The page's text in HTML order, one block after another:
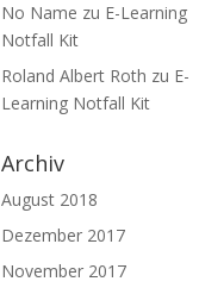
No Name zu E-Learning
Notfall Kit
Roland Albert Roth zu E-
Learning Notfall Kit
Archiv
August 2018
Dezember 2017
November 2017